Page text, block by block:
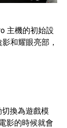
主機的初始設
和耀眼亮部，
換為遊戲模
影的時候就會